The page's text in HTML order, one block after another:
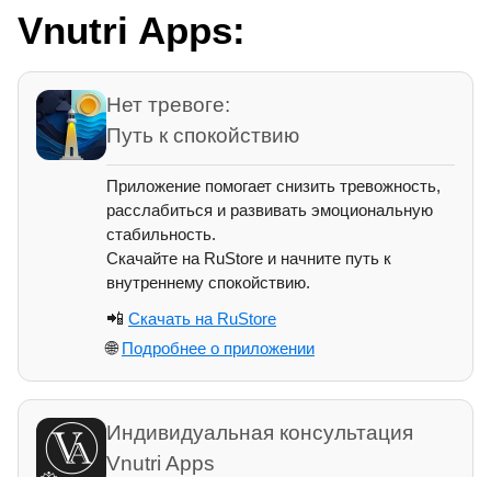
Vnutri Apps:
Нет тревоге:
Путь к спокойствию
Приложение помогает снизить тревожность,
расслабиться и развивать эмоциональную
стабильность.
Скачайте на RuStore и начните путь к
внутреннему спокойствию.
📲 Скачать на RuStore
🌐Подробнее о приложении
Индивидуальная консультация
Vnutri Apps